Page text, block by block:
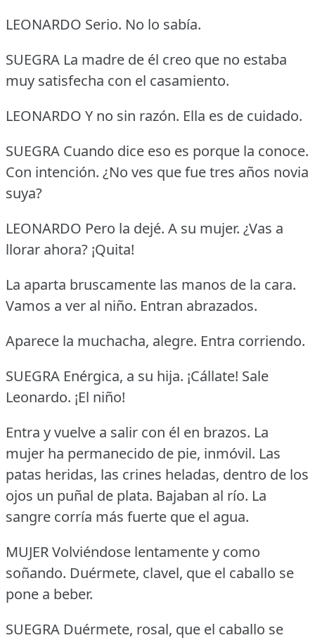
LEONARDO Serio. No lo sabía.
SUEGRA La madre de él creo que no estaba
muy satisfecha con el casamiento.
LEONARDO Y no sin razón. Ella es de cuidado.
SUEGRA Cuando dice eso es porque la conoce.
Con intención. ¿No ves que fue tres años novia
suya?
LEONARDO Pero la dejé. A su mujer. ¿Vas a
llorar ahora? ¡Quita!
La aparta bruscamente las manos de la cara.
Vamos a ver al niño. Entran abrazados.
Aparece la muchacha, alegre. Entra corriendo.
SUEGRA Enérgica, a su hija. ¡Cállate! Sale
Leonardo. ¡El niño!
Entra y vuelve a salir con él en brazos. La
mujer ha permanecido de pie, inmóvil. Las
patas heridas, las crines heladas, dentro de los
ojos un puñal de plata. Bajaban al río. La
sangre corría más fuerte que el agua.
MUJER Volviéndose lentamente y como
soñando. Duérmete, clavel, que el caballo se
pone a beber.
SUEGRA Duérmete, rosal, que el caballo se